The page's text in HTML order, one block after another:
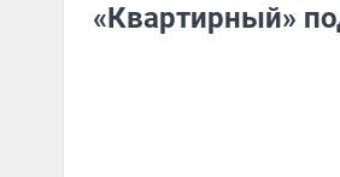
«Квартирный»